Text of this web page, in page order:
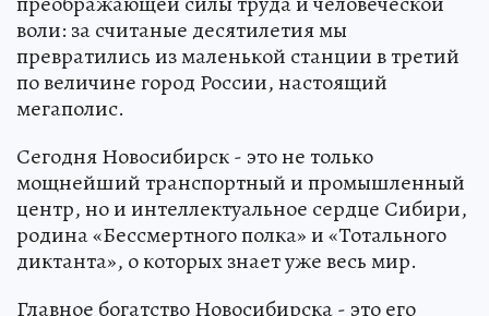
История Новосибирска - это пример
преображающей силы труда и человеческой
воли: за считаные десятилетия мы
превратились из маленькой станции в третий
по величине город России, настоящий
мегаполис.
Сегодня Новосибирск - это не только
мощнейший транспортный и промышленный
центр, но и интеллектуальное сердце Сибири,
родина «Бессмертного полка» и «Тотального
диктанта», о которых знает уже весь мир.